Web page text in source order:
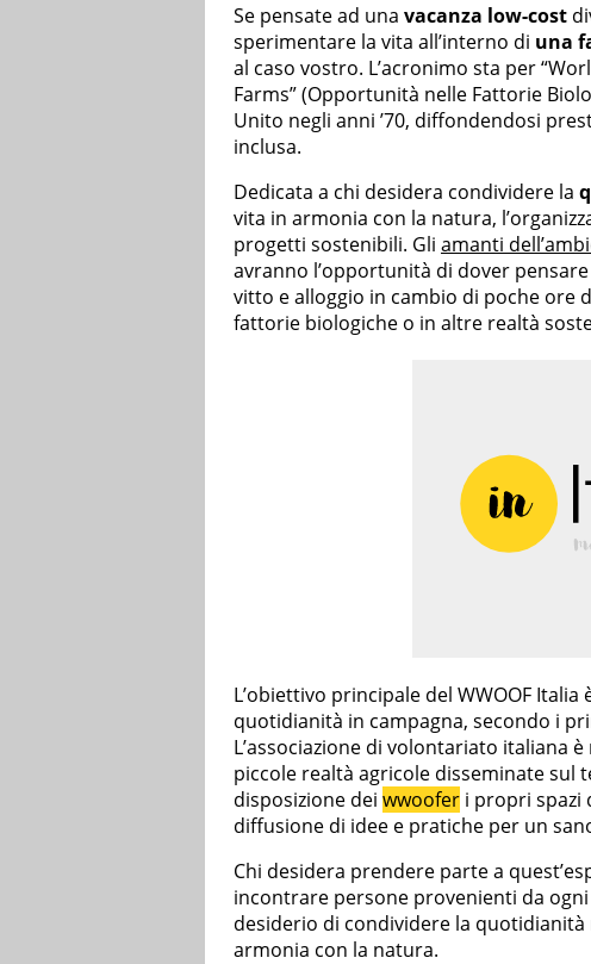
Se pensate ad una vacanza low-cost
sperimentare la vita all’interno di una
al caso vostro. L’acronimo sta per
Farms” (Opportunità nelle Fattorie
Unito negli anni ’70, diffondendosi
inclusa.
Dedicata a chi desidera condividere la
vita in armonia con la natura,
progetti sostenibili. Gli amanti
avranno l’opportunità di dover
vitto e alloggio in cambio di poche ore
fattorie biologiche o in altre realtà
L’obiettivo principale del WWOOF
quotidianità in campagna, secondo i
L’associazione di volontariato italiana
piccole realtà agricole disseminate
disposizione dei wwoofer i propri spazi
diffusione di idee e pratiche per un
Chi desidera prendere parte a
incontrare persone provenienti da
desiderio di condividere la
armonia con la natura.